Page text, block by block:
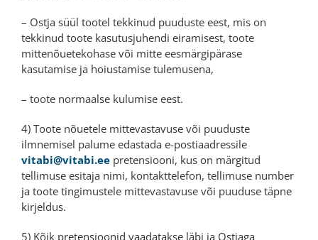
– Ostja süül tootel tekkinud puuduste eest, mis on
tekkinud toote kasutusjuhendi eiramisest, toote
mittenõuetekohase või mitte eesmärgipärase
kasutamise ja hoiustamise tulemusena,
– toote normaalse kulumise eest.
4) Toote nõuetele mittevastavuse või puuduste
ilmnemisel palume edastada e-postiaadressile
vitabi@vitabi.eepretensiooni, kus on märgitud
tellimuse esitaja nimi, kontakttelefon, tellimuse number
ja toote tingimustele mittevastavuse või puuduse täpne
kirjeldus.
5) Kõik pretensioonid vaadatakse läbi ja Ostjaga